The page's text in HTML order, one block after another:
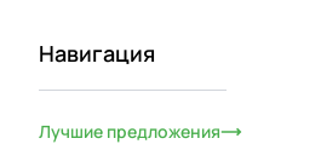
Навигация
Лучшие предложения